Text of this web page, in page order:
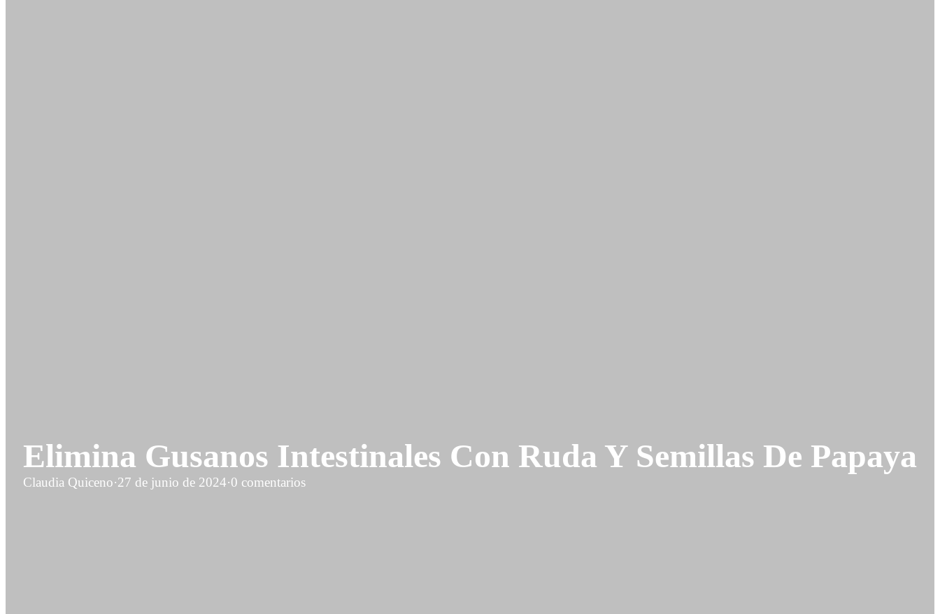
Elimina Gusanos Intestinales Con Ruda Y Semillas De Papaya
Claudia Quiceno·27 de junio de 2024·0 comentarios